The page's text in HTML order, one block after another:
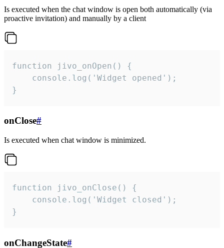
Is executed when the chat window is open both automatically (via
proactive invitation) and manually by a client
function jivo_onOpen() {
    console.log('Widget opened');
}
onClose#
Is executed when chat window is minimized.
function jivo_onClose() {
    console.log('Widget closed');
}
onChangeState#